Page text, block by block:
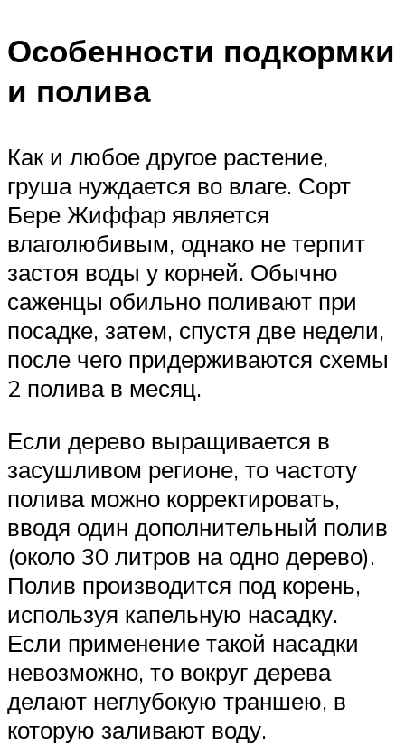
Особенности подкормки
и полива
Как и любое другое растение,
груша нуждается во влаге. Сорт
Бере Жиффар является
влаголюбивым, однако не терпит
застоя воды у корней. Обычно
саженцы обильно поливают при
посадке, затем, спустя две недели,
после чего придерживаются схемы
2 полива в месяц.
Если дерево выращивается в
засушливом регионе, то частоту
полива можно корректировать,
вводя один дополнительный полив
(около 30 литров на одно дерево).
Полив производится под корень,
используя капельную насадку.
Если применение такой насадки
невозможно, то вокруг дерева
делают неглубокую траншею, в
которую заливают воду.